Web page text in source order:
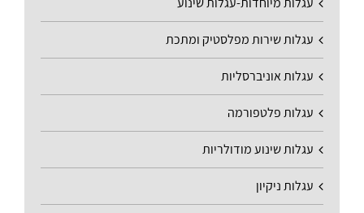
עגלות שירות מפלסטיק ומתכת
עגלות אוניברסליות
עגלות פלטפורמה
עגלות שינוע מודולריות
עגלות ניקיון